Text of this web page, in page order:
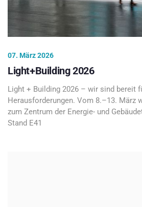
07. März 2026
Light+Building 2026
Light + Building 2026 – wir sind bereit
Herausforderungen. Vom 8.–13. März
zum Zentrum der Energie- und
Stand E41